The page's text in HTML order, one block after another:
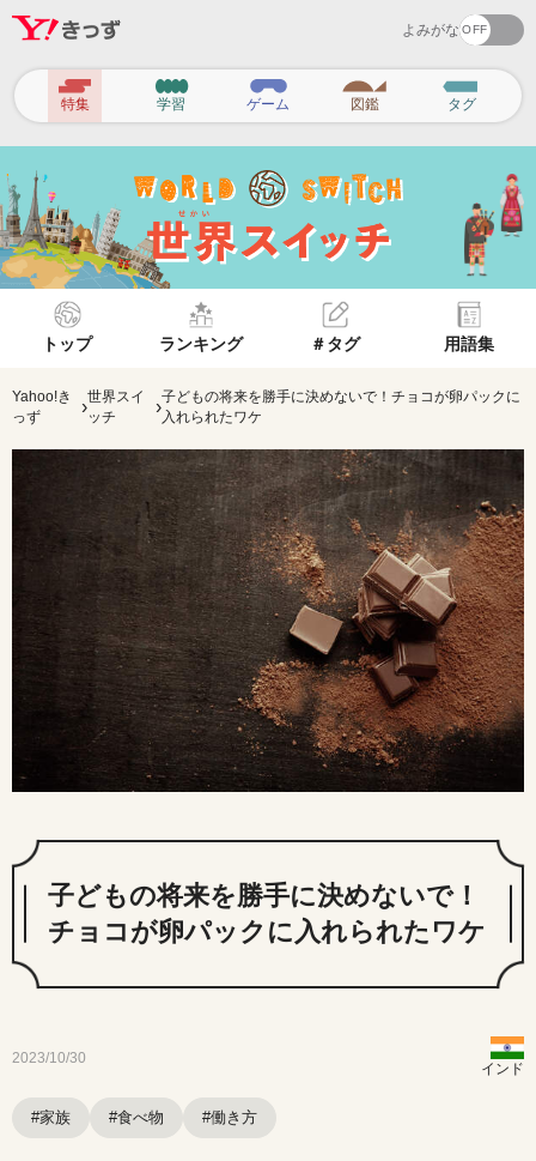
よみがな
ヘ
ッ
ー
ナ
ビ
シ
ョ
特集 学習 ゲーム 図鑑 タグ
トップ ランキング ＃タグ 用語集
Yahoo!き
っず
›世界スイ
ッチ
›子どもの将来を勝手に決めないで！チョコが卵パックに
入れられたワケ
子どもの将来を勝手に決めないで！
チョコが卵パックに入れられたワケ
2023/10/30
インド
#家族 #食べ物 #働き方